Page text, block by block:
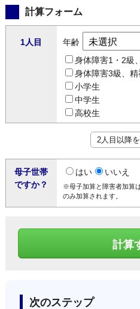
計算フォーム
1人目
年齢
身体障害1・2級
身体障害3級、
小学生
中学生
高校生
2人目以降
母子世帯
ですか？
はい いいえ
※母子加算と障害者加算
のみ加算されます。
次のステップ